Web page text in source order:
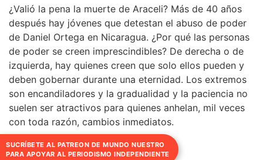
¿Valió la pena la muerte de Araceli? Más de 40 años
después hay jóvenes que detestan el abuso de poder
de Daniel Ortega en Nicaragua. ¿Por qué las personas
de poder se creen imprescindibles? De derecha o de
izquierda, hay quienes creen que solo ellos pueden y
deben gobernar durante una eternidad. Los extremos
son encandiladores y la gradualidad y la paciencia no
suelen ser atractivos para quienes anhelan, mil veces
con toda razón, cambios inmediatos.
SUCRÍBETE AL PATREON DE MUNDO NUESTRO
PARA APOYAR AL PERIODISMO INDEPENDIENTE